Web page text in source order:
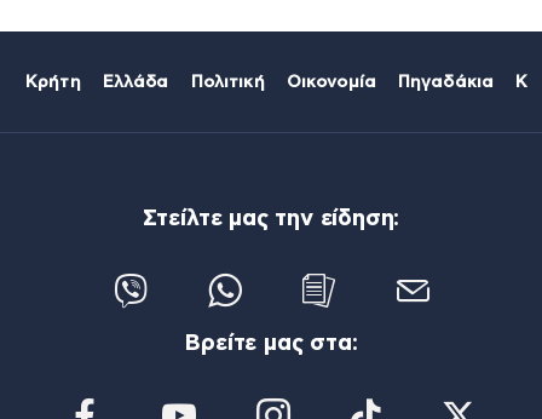
Κρήτη Ελλάδα Πολιτική Οικονομία Πηγαδάκια
Στείλτε μας την είδηση:
Βρείτε μας στα: